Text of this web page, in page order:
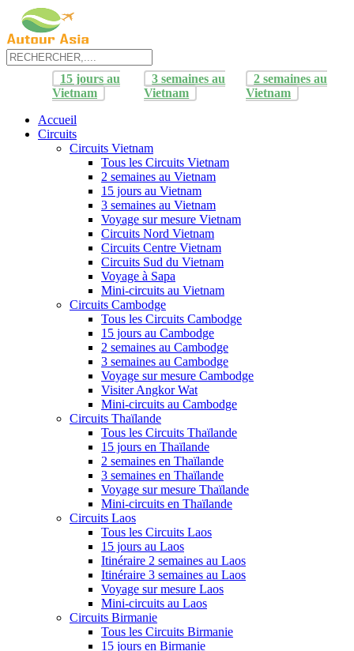
15 jours au
Vietnam
3 semaines au
Vietnam
2 semaines au
Vietnam
Accueil
Circuits
Circuits Vietnam
Tous les Circuits Vietnam
2 semaines au Vietnam
15 jours au Vietnam
3 semaines au Vietnam
Voyage sur mesure Vietnam
Circuits Nord Vietnam
Circuits Centre Vietnam
Circuits Sud du Vietnam
Voyage à Sapa
Mini-circuits au Vietnam
Circuits Cambodge
Tous les Circuits Cambodge
15 jours au Cambodge
2 semaines au Cambodge
3 semaines au Cambodge
Voyage sur mesure Cambodge
Visiter Angkor Wat
Mini-circuits au Cambodge
Circuits Thaïlande
Tous les Circuits Thaïlande
15 jours en Thaïlande
2 semaines en Thaïlande
3 semaines en Thaïlande
Voyage sur mesure Thaïlande
Mini-circuits en Thaïlande
Circuits Laos
Tous les Circuits Laos
15 jours au Laos
Itinéraire 2 semaines au Laos
Itinéraire 3 semaines au Laos
Voyage sur mesure Laos
Mini-circuits au Laos
Circuits Birmanie
Tous les Circuits Birmanie
15 jours en Birmanie